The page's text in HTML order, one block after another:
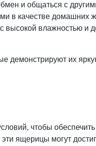
и общаться с
в качестве домашних
влажностью и
демонстрируют их
чтобы
ящерицы могут